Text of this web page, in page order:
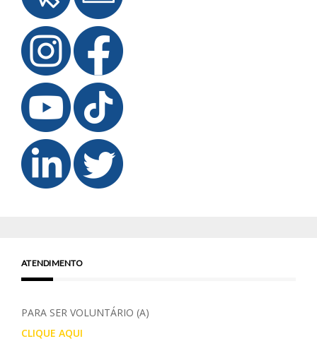
ATENDIMENTO
PARA SER VOLUNTÁRIO (A)
CLIQUE AQUI